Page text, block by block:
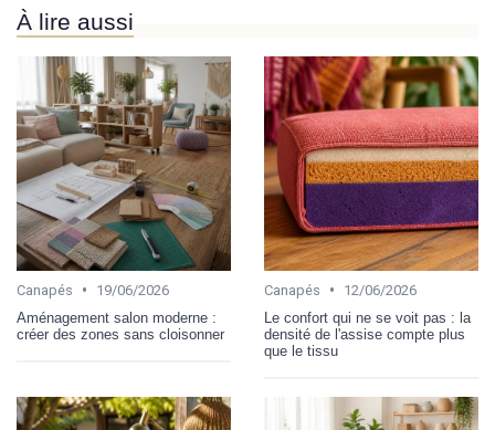
À lire aussi
Canapés •
19/06/2026
Aménagement salon moderne :
créer des zones sans cloisonner
Canapés •
12/06/2026
Le confort qui ne se voit pas : la
densité de l'assise compte plus
que le tissu